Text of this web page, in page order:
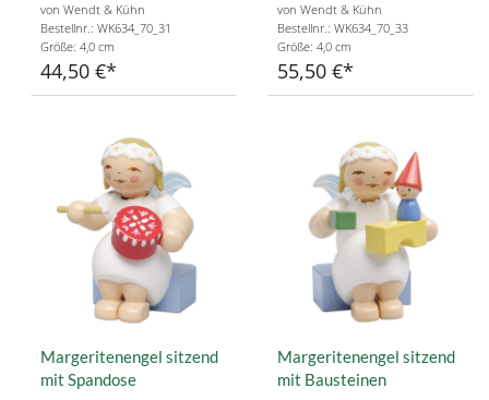
von Wendt & Kühn
Bestellnr.: WK634_70_31
Größe: 4,0 cm
44,50 €
von Wendt & Kühn
Bestellnr.: WK634_70_33
Größe: 4,0 cm
55,50 €
Margeritenengel sitzend
mit Spandose
Margeritenengel sitzend
mit Bausteinen